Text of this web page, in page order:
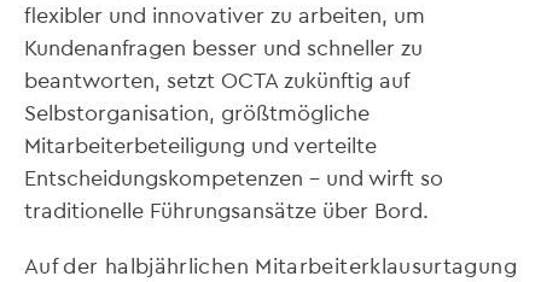
flexibler und innovativer zu arbeiten, um
Kundenanfragen besser und schneller zu
beantworten, setzt OCTA zukünftig auf
Selbstorganisation, größtmögliche
Mitarbeiterbeteiligung und verteilte
Entscheidungskompetenzen – und wirft so
traditionelle Führungsansätze über Bord.
Auf der halbjährlichen Mitarbeiterklausurtagung